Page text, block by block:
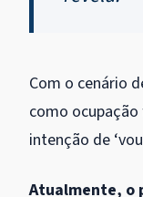
Com o cenário
como
intenção de
Atualmente, o